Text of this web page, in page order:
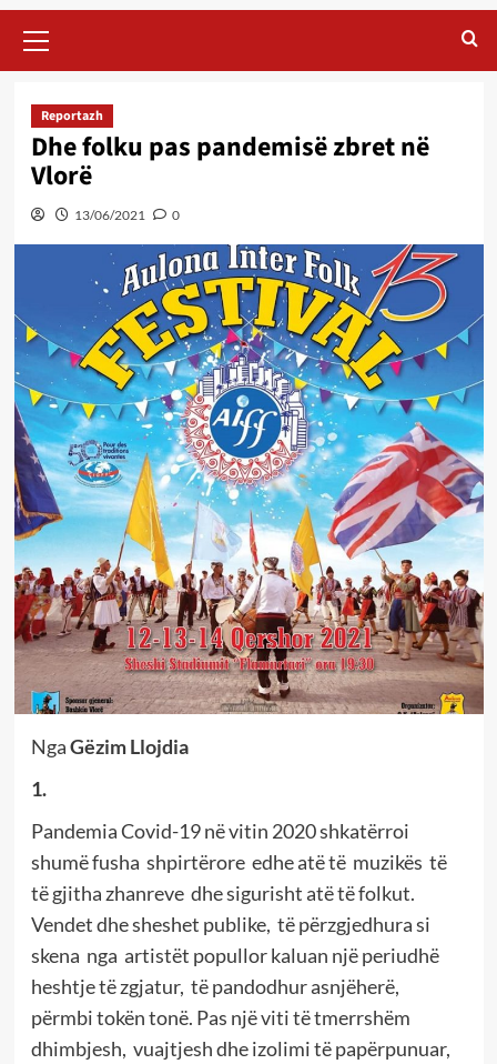
Menu
Reportazh
Dhe folku pas pandemisë zbret në
Vlorë
13/06/2021 0
NgaGëzim Llojdia
1.
Pandemia Covid-19 në vitin 2020 shkatërroi
shumë fusha shpirtërore edhe atë të muzikës të
të gjitha zhanreve dhe sigurisht atë të folkut.
Vendet dhe sheshet publike, të përzgjedhura si
skena nga artistët popullor kaluan një periudhë
heshtje të zgjatur, të pandodhur asnjëherë,
përmbi tokën tonë. Pas një viti të tmerrshëm
dhimbjesh, vuajtjesh dhe izolimi të papërpunuar,